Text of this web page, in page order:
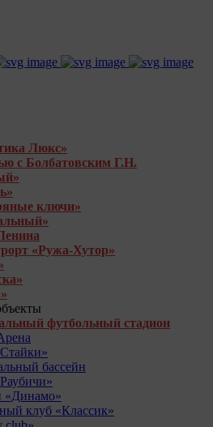
Люкс»
с Болбатовским Г.Н.
ключи»
«Ружа-Хутор»
футбольный стадион
бассейн
«Динамо»
клуб «Классик»